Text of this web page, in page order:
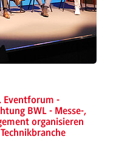
Eventforum -
BWL - Messe-,
organisieren